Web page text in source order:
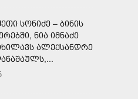
ᲡᲝᲜᲘᲫᲔ – ᲑᲘᲜᲘᲡ
ᲜᲘᲐ ᲘᲛᲜᲐᲫᲔ
ᲐᲚᲔᲥᲡᲐᲜᲓᲠᲔ